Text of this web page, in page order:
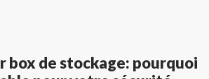
box de stockage: pourquoi